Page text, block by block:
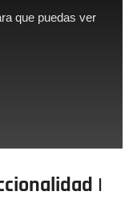
que puedas ver
|